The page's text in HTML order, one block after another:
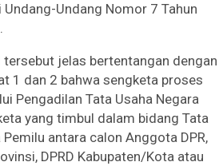
Undang Nomor 7 Tahun
tersebut jelas bertentangan dengan
1 dan 2 bahwa sengketa proses
Pengadilan Tata Usaha Negara
yang timbul dalam bidang Tata
Pemilu antara calon Anggota DPR,
DPRD Kabupaten/Kota atau